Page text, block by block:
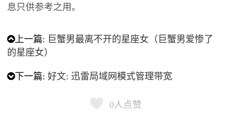
息只供参考之用。
上一篇: 巨蟹男最离不开的星座女（巨蟹男爱惨了
的星座女）
下一篇:好文: 迅雷局域网模式管理带宽
0 人点赞